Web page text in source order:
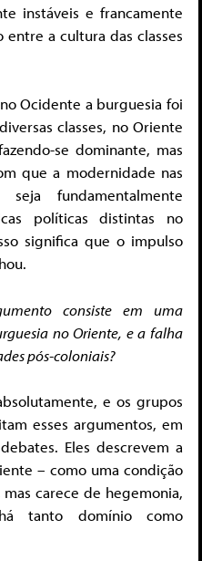
instáveis e francamente
a cultura das classes
Ocidente a burguesia foi
classes, no Oriente
se dominante, mas
que a modernidade nas
fundamentalmente
políticas distintas no
significa que o impulso
consiste em uma
no Oriente, e a falha
pós-coloniais?
e os grupos
esses argumentos, em
Eles descrevem a
– como uma condição
carece de hegemonia,
tanto domínio como